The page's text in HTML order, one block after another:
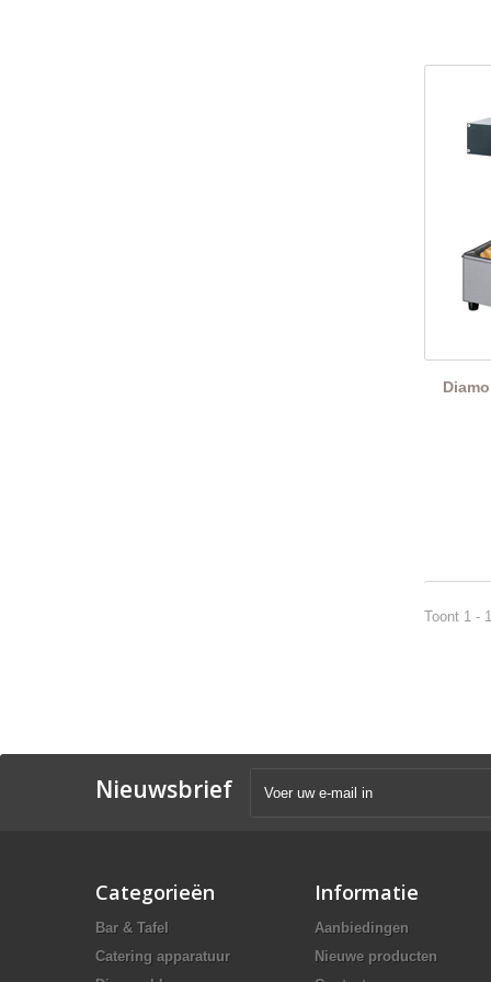
Toont 1 -
Nieuwsbrief
Categorieën
Bar & Tafel
Catering apparatuur
Informatie
Aanbiedingen
Nieuwe producten